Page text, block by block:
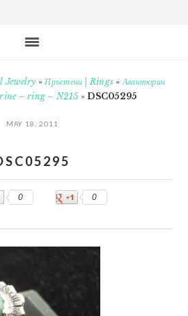
Jewelry »Пръстени | Rings »Авантюрин
– ring – N215 »DSC05295
MAY 18, 2011
0
0